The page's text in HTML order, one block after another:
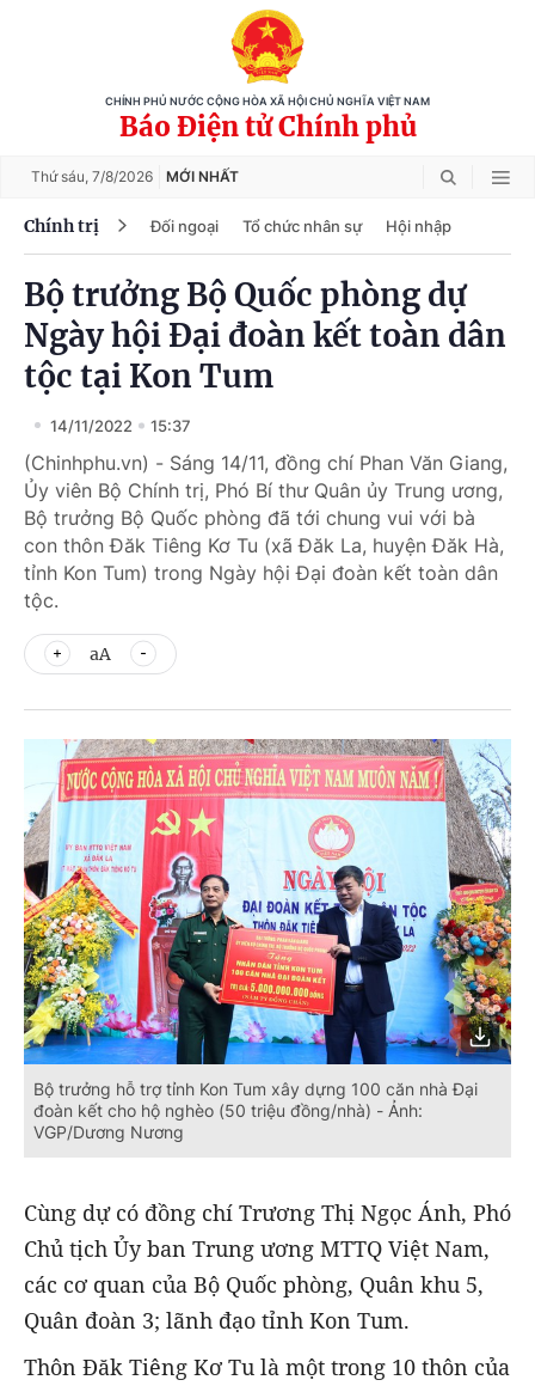
CHÍNH PHỦ NƯỚC CỘNG HÒA XÃ HỘI CHỦ NGHĨA VIỆT NAM
Báo Điện tử Chính phủ
Thứ sáu, 7/8/2026 MỚI NHẤT
Chính trị Đối ngoại Tổ chức nhân sự Hội nhập
Bộ trưởng Bộ Quốc phòng dự
Ngày hội Đại đoàn kết toàn dân
tộc tại Kon Tum
14/11/2022 15:37
(Chinhphu.vn) - Sáng 14/11, đồng chí Phan Văn Giang,
Ủy viên Bộ Chính trị, Phó Bí thư Quân ủy Trung ương,
Bộ trưởng Bộ Quốc phòng đã tới chung vui với bà
con thôn Đăk Tiêng Kơ Tu (xã Đăk La, huyện Đăk Hà,
tỉnh Kon Tum) trong Ngày hội Đại đoàn kết toàn dân
tộc.
aA
Bộ trưởng hỗ trợ tỉnh Kon Tum xây dựng 100 căn nhà Đại
đoàn kết cho hộ nghèo (50 triệu đồng/nhà) - Ảnh:
VGP/Dương Nương
Cùng dự có đồng chí Trương Thị Ngọc Ánh, Phó
Chủ tịch Ủy ban Trung ương MTTQ Việt Nam,
các cơ quan của Bộ Quốc phòng, Quân khu 5,
Quân đoàn 3; lãnh đạo tỉnh Kon Tum.
Thôn Đăk Tiêng Kơ Tu là một trong 10 thôn của